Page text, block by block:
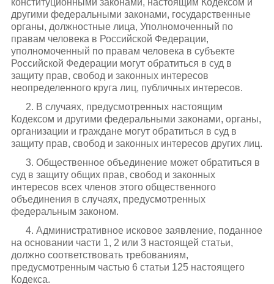
другими федеральными законами, государственные
органы, должностные лица, Уполномоченный по
правам человека в Российской Федерации,
уполномоченный по правам человека в субъекте
Российской Федерации могут обратиться в суд в
защиту прав, свобод и законных интересов
неопределенного круга лиц, публичных интересов.
2. В случаях, предусмотренных настоящим
Кодексом и другими федеральными законами, органы,
организации и граждане могут обратиться в суд в
защиту прав, свобод и законных интересов других лиц.
3. Общественное объединение может обратиться в
суд в защиту общих прав, свобод и законных
интересов всех членов этого общественного
объединения в случаях, предусмотренных
федеральным законом.
4. Административное исковое заявление, поданное
на основании части 1, 2 или 3 настоящей статьи,
должно соответствовать требованиям,
предусмотренным частью 6 статьи 125 настоящего
Кодекса.